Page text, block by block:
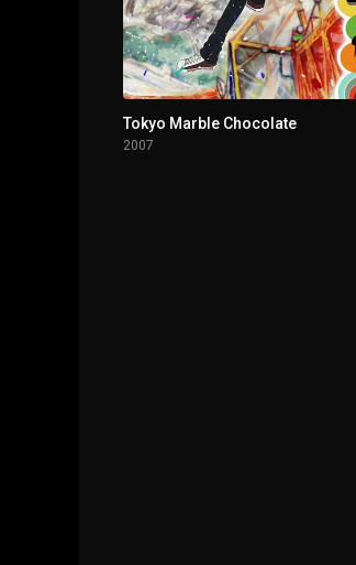
1 - 8 Saint Christopher Charm
1 - 9 Secret Puzzle
1 - 10
Tokyo Marble Chocolate
2007